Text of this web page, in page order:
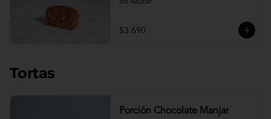
sin Azúcar
$3.690
Tortas
Porción Chocolate Manjar